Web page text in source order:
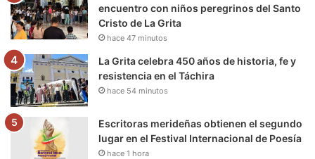
encuentro con niños peregrinos del Santo
Cristo de La Grita
hace 47 minutos
La Grita celebra 450 años de historia, fe y
resistencia en el Táchira
hace 54 minutos
Escritoras merideñas obtienen el segundo
lugar en el Festival Internacional de Poesía
hace 1 hora